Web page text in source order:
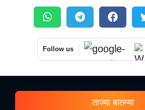
Follow us
ताज्या बातम्या